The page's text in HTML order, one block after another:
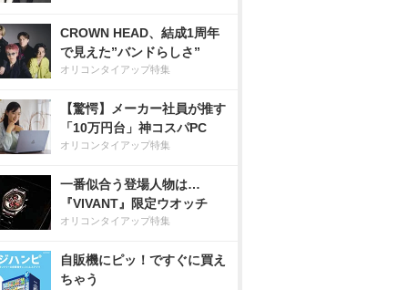
CROWN HEAD、結成1周年
で見えた”バンドらしさ”
オリコンタイアップ特集
【驚愕】メーカー社員が推す
「10万円台」神コスパPC
オリコンタイアップ特集
一番似合う登場人物は…
『VIVANT』限定ウオッチ
オリコンタイアップ特集
自販機にピッ！ですぐに買え
ちゃう